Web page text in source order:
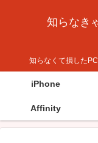
知らなき
知らなくて損した
iPhone
Affinity